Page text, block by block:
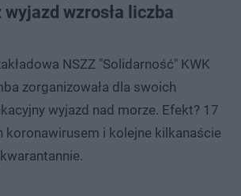
wzrosła liczba
NSZZ "Solidarność" KWK
zorganizowała dla swoich
wyjazd nad morze. Efekt? 17
koronawirusem i kolejne kilkanaście